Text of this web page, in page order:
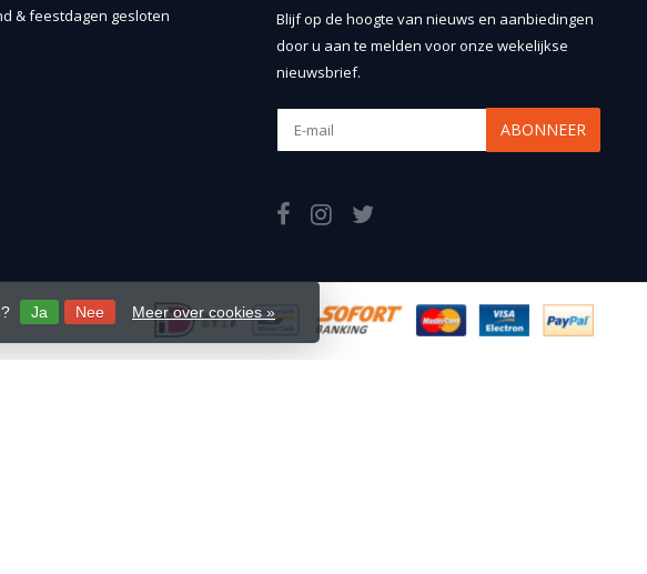
& feestdagen gesloten
Blijf op de hoogte van nieuws en aanbiedingen
door u aan te melden voor onze wekelijkse
nieuwsbrief.
ABONNEER
Ja Nee Meer over cookies »